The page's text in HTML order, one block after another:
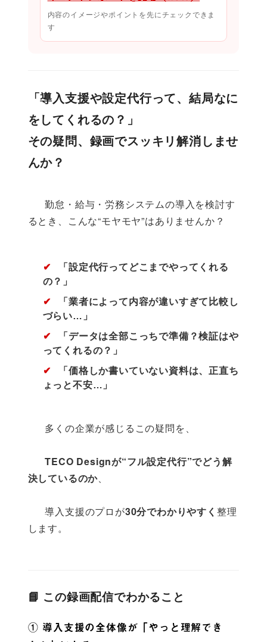
内容のイメージやポイントを先にチェックできま
す
「導入支援や設定代行って、結局なに
をしてくれるの？」
その疑問、録画でスッキリ解消しませ
んか？
      勤怠・給与・労務システムの導入を検討す
るとき、こんな“モヤモヤ”はありませんか？
✔
「設定代行ってどこまでやってくれる
の？」
✔
「業者によって内容が違いすぎて比較し
づらい…」
✔
「データは全部こっちで準備？検証はや
ってくれるの？」
✔
「価格しか書いていない資料は、正直ち
ょっと不安…」
      多くの企業が感じるこの疑問を、
TECO Designが“フル設定代行”でどう解
決しているのか、
      導入支援のプロが
30分でわかりやすく 整理
します。
📘 この録画配信でわかること
① 導入支援の全体像が「やっと理解でき